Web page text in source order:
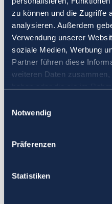
zu können und die Zugriffe
analysieren. Außerdem
Verwendung unserer
soziale Medien, Werbung
Partner führen diese
weiteren Daten
Notwendig
Präferenzen
Statistiken